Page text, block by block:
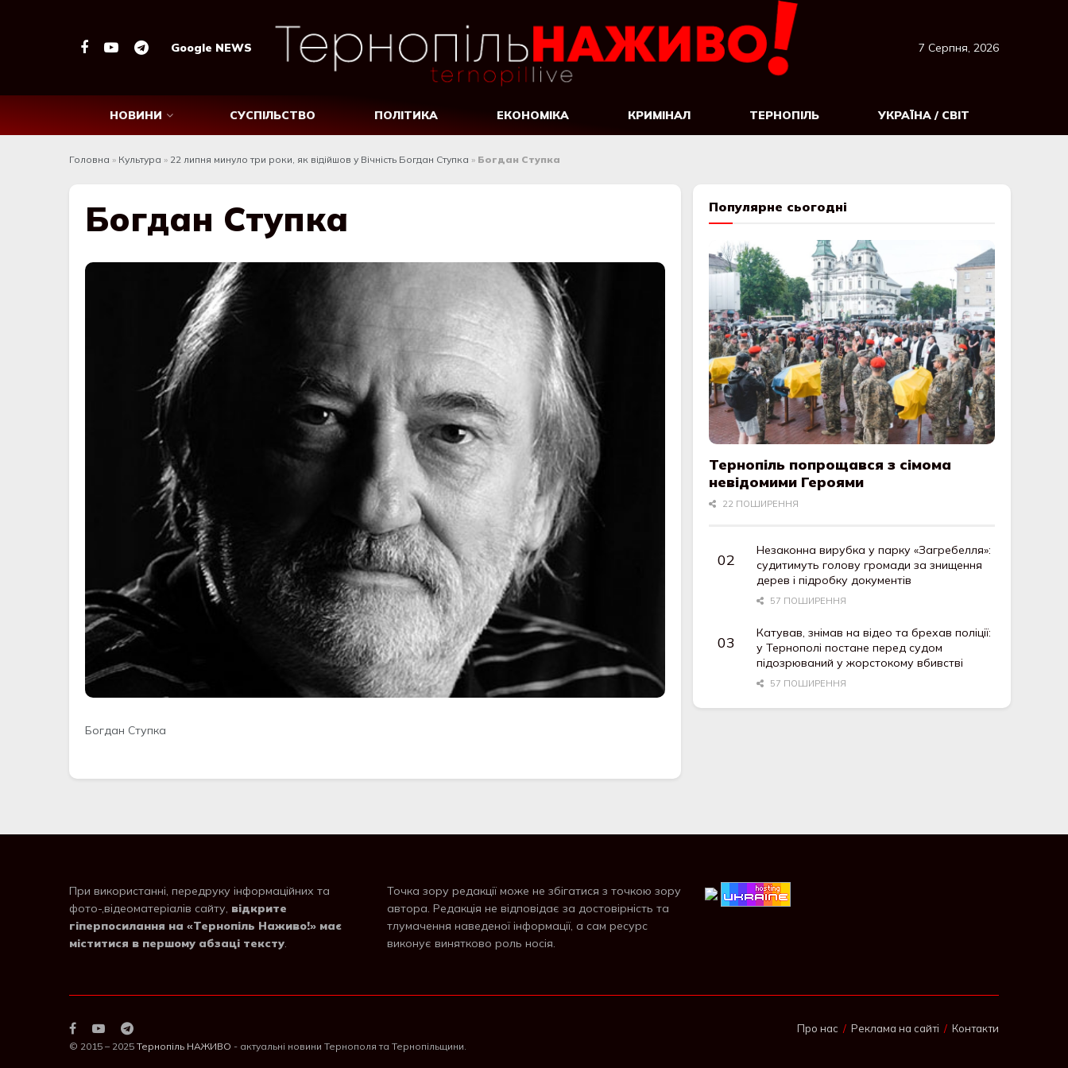
Google NEWS 7 Серпня, 2026
НОВИНИ СУСПІЛЬСТВО ПОЛІТИКА ЕКОНОМІКА КРИМІНАЛ ТЕРНОПІЛЬ УКРАЇНА / СВІТ
Головна » Культура » 22 липня минуло три роки, як відійшов у Вічність Богдан Ступка » Богдан Ступка
Богдан Ступка
Богдан Ступка
Популярне сьогодні
Тернопіль попрощався з сімома
невідомими Героями
22 ПОШИРЕННЯ
Незаконна вирубка у парку «Загребелля»:
судитимуть голову громади за знищення
дерев і підробку документів
57 ПОШИРЕННЯ
Катував, знімав на відео та брехав поліції:
у Тернополі постане перед судом
підозрюваний у жорстокому вбивстві
57 ПОШИРЕННЯ
При використанні, передруку інформаційних та
фото-,відеоматеріалів сайту, відкрите
гіперпосилання на «Тернопіль Наживо!» має
міститися в першому абзаці тексту
Точка зору редакції може не збігатися з точкою зору
автора. Редакція не відповідає за достовірність та
тлумачення наведеної інформації, а сам ресурс
виконує винятково роль носія.
Про нас Реклама на сайті Контакти
© 2015 – 2025 Тернопіль НАЖИВО - актуальні новини Тернополя та Тернопільщини.